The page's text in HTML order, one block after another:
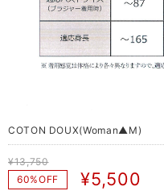
COTON DOUX(Woman▲M)
¥13,750
60%OFF
¥5,500